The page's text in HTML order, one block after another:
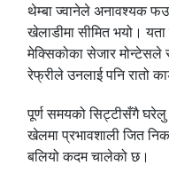
थेम्बा ज्वानेले अनावश्यक
खेलाडीमा सीमित भयो।
मेक्सिकोका सेजार मोन्टेसले
रेफ्रीले उनलाई पनि रातो
पूर्ण समयको सिट्टीसँगै
खेलमा प्रभावशाली जित
बलियो कदम चालेको छ।